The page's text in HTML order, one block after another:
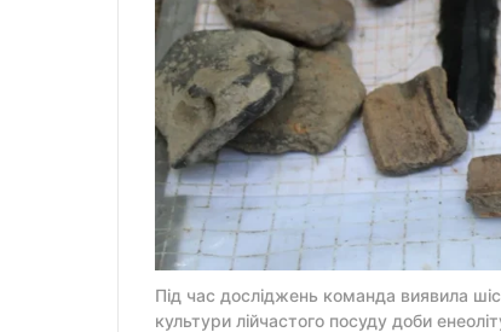
Під час досліджень команда виявила
культури лійчастого посуду доби